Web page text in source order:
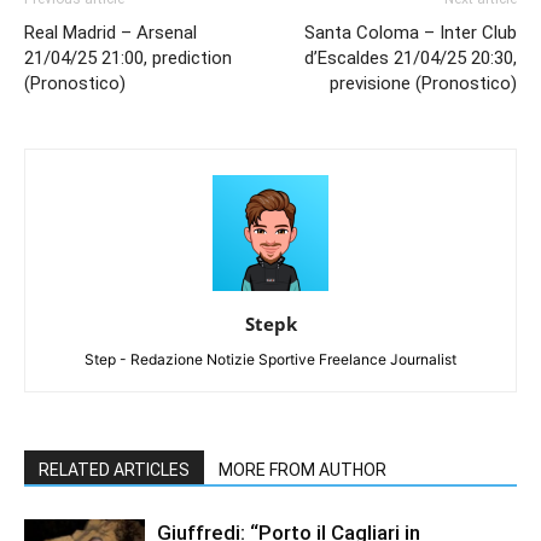
Real Madrid – Arsenal
21/04/25 21:00, prediction
(Pronostico)
Santa Coloma – Inter Club
d’Escaldes 21/04/25 20:30,
previsione (Pronostico)
Stepk
Step - Redazione Notizie Sportive Freelance Journalist
RELATED ARTICLES MORE FROM AUTHOR
Giuffredi: “Porto il Cagliari in